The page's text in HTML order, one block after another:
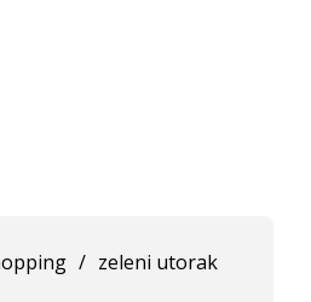
/ zeleni utorak